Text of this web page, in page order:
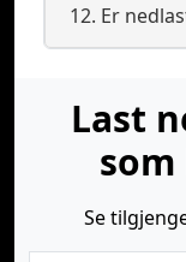
12. Er
Last
Se